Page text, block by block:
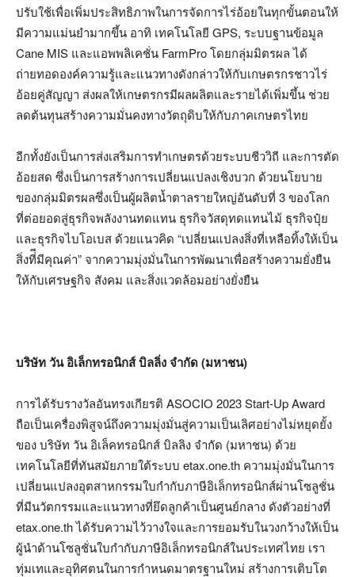
ปรับใช้เพื่อเพิ่มประสิทธิภาพในการจัดการไร่อ้อยในทุกขั้นตอนให้
มีความแม่นยำมากขึ้น อาทิ เทคโนโลยี GPS, ระบบฐานข้อมูล
Cane MIS และแอพพลิเคชั่น FarmPro โดยกลุ่มมิตรผล ได้
ถ่ายทอดองค์ความรู้และแนวทางดังกล่าวให้กับเกษตรกรชาวไร่
อ้อยคู่สัญญา ส่งผลให้เกษตรกรมีผลผลิตและรายได้เพิ่มขึ้น ช่วย
ลดต้นทุนสร้างความมั่นคงทางวัตถุดิบให้กับภาคเกษตรไทย
อีกทั้งยังเป็นการส่งเสริมการทำเกษตรด้วยระบบชีววิถี และการตัด
อ้อยสด ซึ่งเป็นการสร้างการเปลี่ยนแปลงเชิงบวก ด้วยนโยบาย
ของกลุ่มมิตรผลซึ่งเป็นผู้ผลิตน้ำตาลรายใหญ่อันดับที่ 3 ของโลก
ที่ต่อยอดสู่ธุรกิจพลังงานทดแทน ธุรกิจวัสดุทดแทนไม้ ธุรกิจปุ๋ย
และธุรกิจไบโอเบส ด้วยแนวคิด “เปลี่ยนแปลงสิ่งที่เหลือทิ้งให้เป็น
สิ่งที่ีมีคุณค่า” จากความมุ่งมั่นในการพัฒนาเพื่อสร้างความยั่งยืน
ให้กับเศรษฐกิจ สังคม และสิ่งแวดล้อมอย่างยั่งยืน
บริษัท วัน อิเล็กทรอนิกส์ บิลลิ่ง จำกัด (มหาชน)
การได้รับรางวัลอันทรงเกียรติ ASOCIO 2023 Start-Up Award
ถือเป็นเครื่องพิสูจน์ถึงความมุ่งมั่นสู่ความเป็นเลิศอย่างไม่หยุดยั้ง
ของ บริษัท วัน อิเล็คทรอนิกส์ บิลลิง จำกัด (มหาชน) ด้วย
เทคโนโลยีที่ทันสมัยภายใต้ระบบ etax.one.th ความมุ่งมั่นในการ
เปลี่ยนแปลงอุตสาหกรรมใบกำกับภาษีอิเล็กทรอนิกส์ผ่านโซลูชั่น
ที่มีนวัตกรรมและแนวทางที่ยึดลูกค้าเป็นศูนย์กลาง ดังตัวอย่างที่
etax.one.th ได้รับความไว้วางใจและการยอมรับในวงกว้างให้เป็น
ผู้นำด้านโซลูชั่นใบกำกับภาษีอิเล็กทรอนิกส์ในประเทศไทย เรา
ทุ่มเทและอุทิศตนในการกำหนดมาตรฐานใหม่ สร้างการเติบโต